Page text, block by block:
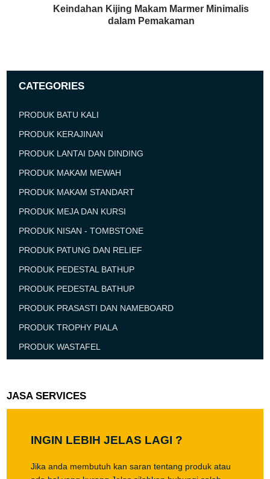
Keindahan Kijing Makam Marmer Minimalis
dalam Pemakaman
CATEGORIES
PRODUK BATU KALI
PRODUK KERAJINAN
PRODUK LANTAI DAN DINDING
PRODUK MAKAM MEWAH
PRODUK MAKAM STANDART
PRODUK MEJA DAN KURSI
PRODUK NISAN - TOMBSTONE
PRODUK PATUNG DAN RELIEF
PRODUK PEDESTAL BATHUP
PRODUK PEDESTAL BATHUP
PRODUK PRASASTI DAN NAMEBOARD
PRODUK TROPHY PIALA
PRODUK WASTAFEL
JASA SERVICES
INGIN LEBIH JELAS LAGI ?
Jika anda membutuh kan saran tentang produk atau